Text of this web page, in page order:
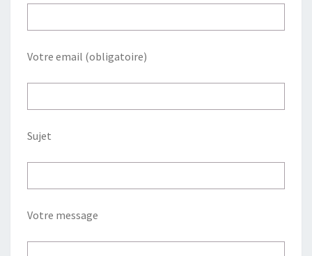
Votre email (obligatoire)
Sujet
Votre message